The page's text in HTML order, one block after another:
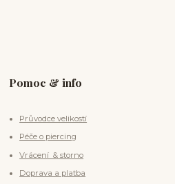
Pomoc & info
Průvodce velikostí
Péče o piercing
Vrácení & storno
Doprava a platba